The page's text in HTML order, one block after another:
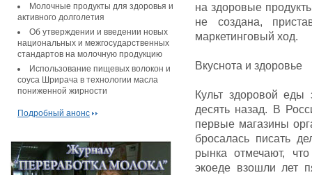
Молочные продукты для здоровья и
активного долголетия
Об утверждении и введении новых
национальных и межгосударственных
стандартов на молочную продукцию
Использование пищевых волокон и
соуса Шрирача в технологии масла
пониженной жирности
Подробный анонс
на здоровые
не создана,
маркетинговый ход.
Вкуснота и здоровье
Культ здоровой
десять назад. В
первые магазины
бросалась писать
рынка отмечают,
экоеде взошли лет